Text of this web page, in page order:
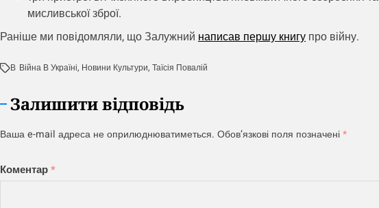
мисливської зброї.
Раніше ми повідомляли, що Залужний написав першу книгу про війну.
В Війна В Україні, Новини Культури, Таїсія Повалій
Залишити відповідь
Ваша e-mail адреса не оприлюднюватиметься. Обов’язкові поля позначені*
Коментар*